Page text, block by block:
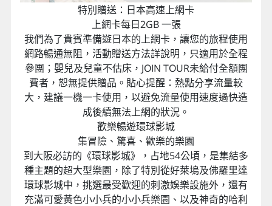
特別贈送：日本高速上網卡
上網卡每日2GB 一張
我們為了貴賓準備遊日本的上網卡，讓您的旅程使用
網路暢通無阻，活動贈送方法詳說明，只適用於全程
參團；嬰兒及兒童不估床，JOIN TOUR未給付全額團
費者，恕無提供贈品。貼心提醒：熱點分享流量較
大，建議一機一卡使用，以避免流量使用速度過快造
成後續無法上網的狀況。